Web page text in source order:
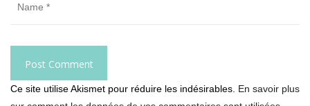
Ce site utilise Akismet pour réduire les indésirables. En savoir plus